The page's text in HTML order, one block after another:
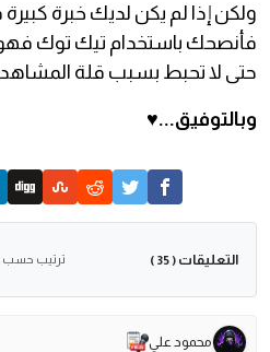
ولكن إذا لم يكن لديك خبرة
فأنصحك باستخدام تيك توك
حتى لا تحبط بسبب قلة
وبالتوفيق...♥
التعليقات ( 35 ) ترتيب حسب
محمود علي